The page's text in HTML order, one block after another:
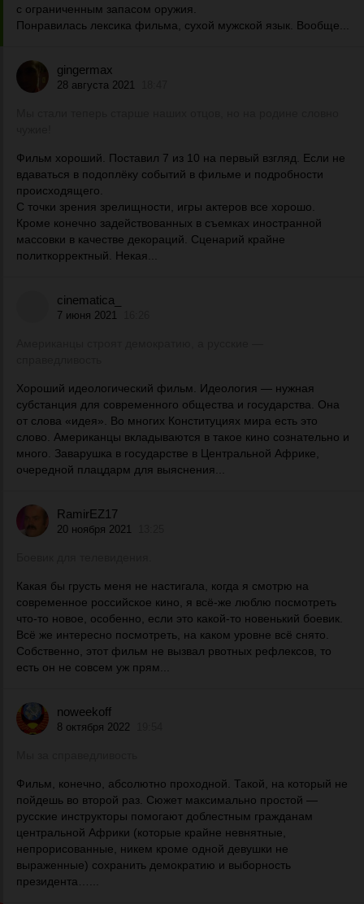
с ограниченным запасом оружия.
Понравилась лексика фильма, сухой мужской язык. Вообще...
gingermax
28 августа 2021
Фильм хороший. Поставил 7 из 10 на первый взгляд. Если не
вдаваться в подоплёку событий в фильме и подробности
происходящего.
С точки зрения зрелищности, игры актеров все хорошо.
Кроме конечно задействованных в съемках иностранной
массовки в качестве декораций. Сценарий крайне
политкорректный. Некая...
cinematica_
7 июня 2021
Хороший идеологический фильм. Идеология — нужная
субстанция для современного общества и государства. Она
от слова «идея». Во многих Конституциях мира есть это
слово. Американцы вкладываются в такое кино сознательно и
много. Заварушка в государстве в Центральной Африке,
очередной плацдарм для выяснения...
RamirEZ17
20 ноября 2021
Какая бы грусть меня не настигала, когда я смотрю на
современное российское кино, я всё-же люблю посмотреть
что-то новое, особенно, если это какой-то новенький боевик.
Всё же интересно посмотреть, на каком уровне всё снято.
Собственно, этот фильм не вызвал рвотных рефлексов, то
есть он не совсем уж прям...
noweekoff
8 октября 2022
Фильм, конечно, абсолютно проходной. Такой, на который не
пойдешь во второй раз. Сюжет максимально простой —
русские инструкторы помогают доблестным гражданам
центральной Африки (которые крайне невнятные,
непрорисованные, никем кроме одной девушки не
выраженные) сохранить демократию и выборность
президента…...